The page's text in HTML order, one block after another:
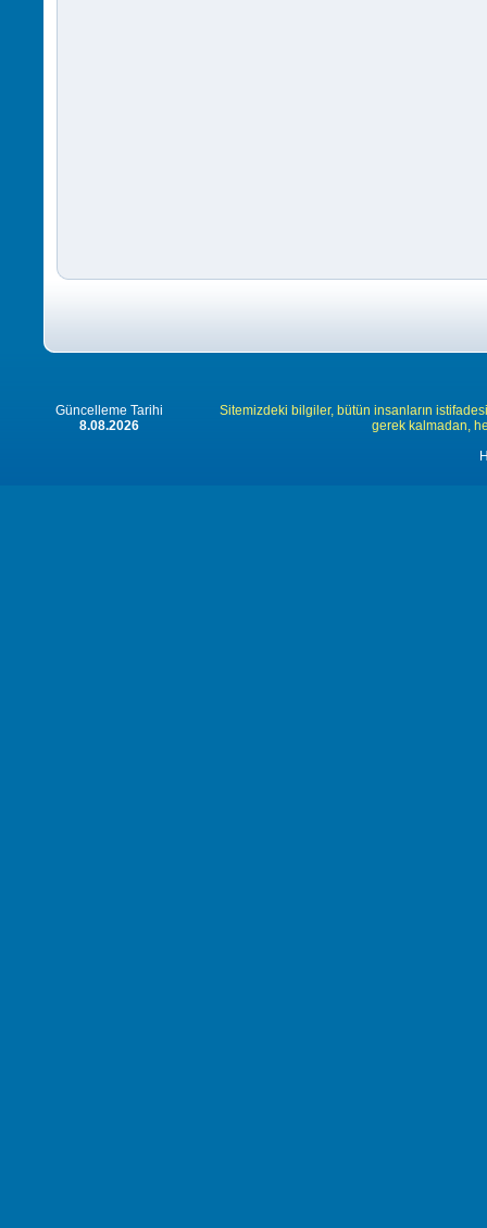
Güncelleme Tarihi
8.08.2026
Sitemizdeki bilgiler, bütün insanların
gerek kalmadan,